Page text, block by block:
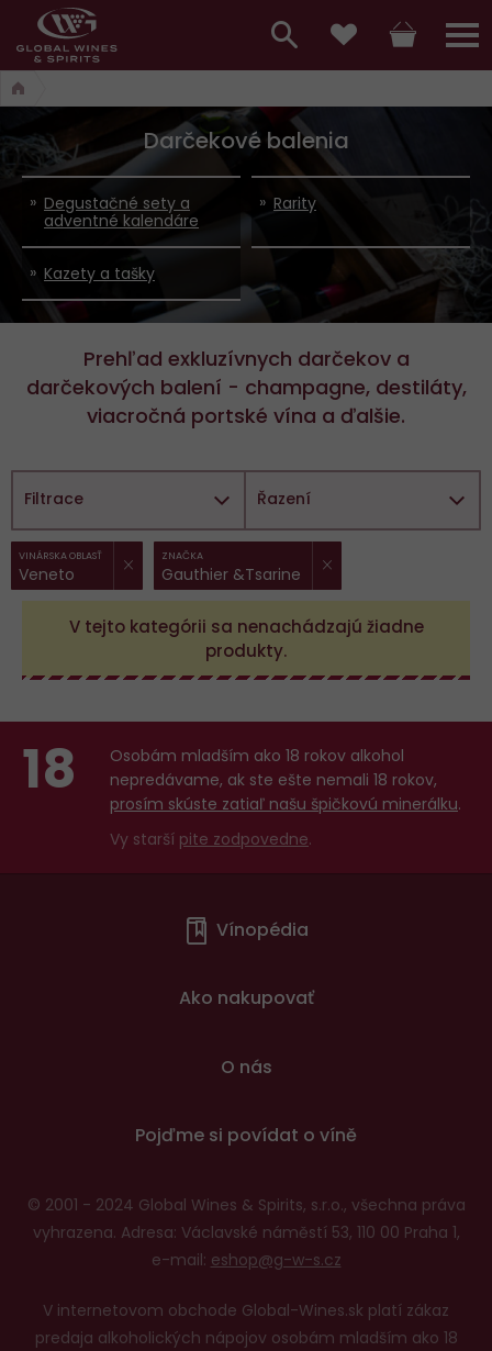
Hlavní
menu,
košík,
vyhledávání,
přihlášení
a
Darčekové balenia
Degustačné sety a
adventné kalendáre
Rarity
Kazety a tašky
Prehľad exkluzívnych darčekov a
darčekových balení - champagne, destiláty,
viacročná portské vína a ďalšie.
Filtrace
Vybrané
filtry:
VINÁRSKA OBLASŤ
Veneto
ZNAČKA
Gauthier &Tsarine
Řazení
V tejto kategórii sa nenachádzajú žiadne
produkty.
18
Osobám mladším ako 18 rokov alkohol
nepredávame, ak ste ešte nemali 18 rokov,
prosím skúste zatiaľ našu špičkovú minerálku.
Vy starší pite zodpovedne.
Vínopédia
Ako nakupovať
O nás
Pojďme si povídat o víně
© 2001 - 2024 Global Wines & Spirits, s.r.o., všechna práva
vyhrazena. Adresa: Václavské náměstí 53, 110 00 Praha 1,
e-mail: eshop@g-w-s.cz
V internetovom obchode Global-Wines.sk platí zákaz
predaja alkoholických nápojov osobám mladším ako 18